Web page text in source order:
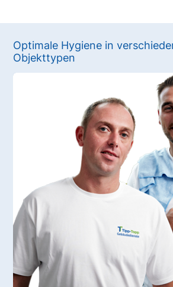
Optimale Hygiene in
Objekttypen